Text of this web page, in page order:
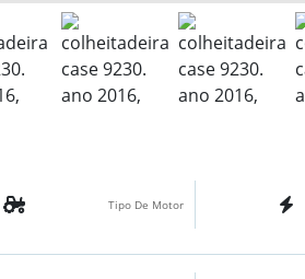
Tipo De Motor